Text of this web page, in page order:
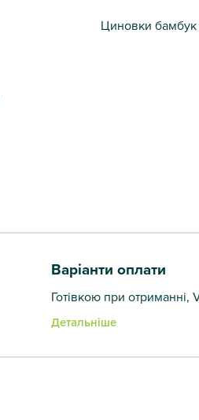
Циновки
Варіанти оплати
Готівкою при отриманні,
Детальніше